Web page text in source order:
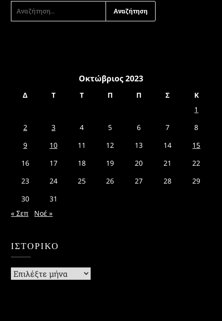
ΓΙΑ:
Οκτώβριος 2023
Δ Τ Τ Π Π Σ
Κ
1
2
3 4 5 6 7
8
9
10 11 12 13 14
15
16
17 18 19 20 21
22
23
24 25 26 27 28
29
30
31
« Σεπ
Νοέ »
ΙΣΤΟΡΙΚΌ
Ιστορικό